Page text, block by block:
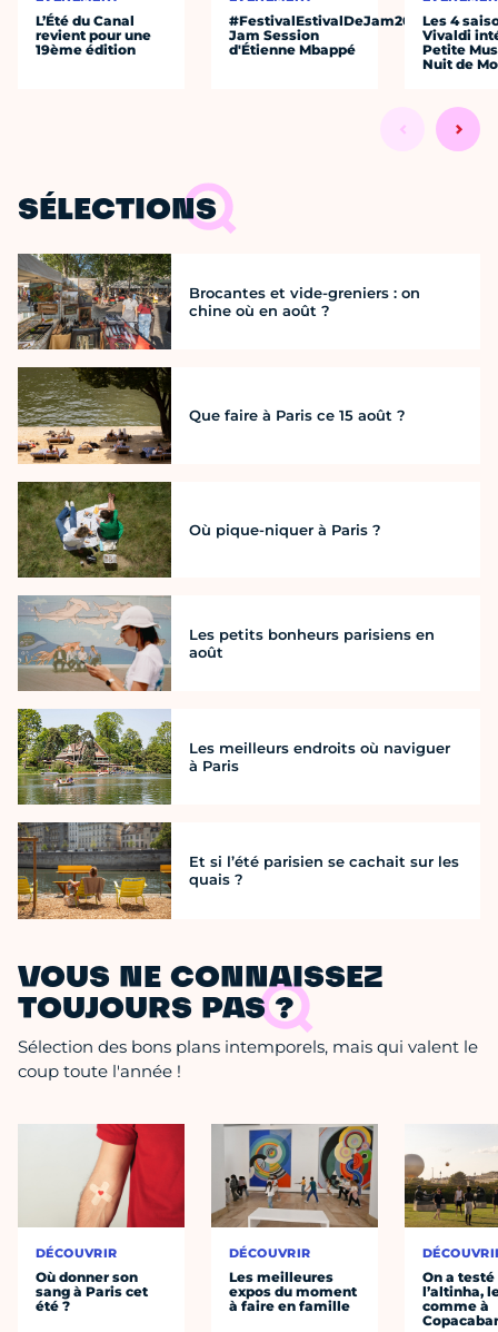
L’Été du Canal
revient pour une
19ème édition
#FestivalEstivalDeJam2026
Jam Session
d'Étienne Mbappé
Les 4
Vivaldi
Petite
Nuit de
SÉLECTIONS
Brocantes et vide-greniers : on
chine où en août ?
Que faire à Paris ce 15 août ?
Où pique-niquer à Paris ?
Les petits bonheurs parisiens en
août
Les meilleurs endroits où naviguer
à Paris
Et si l’été parisien se cachait sur les
quais ?
VOUS NE CONNAISSEZ
TOUJOURS PAS ?
Sélection des bons plans intemporels, mais qui valent le
coup toute l'année !
DÉCOUVRIR
Où donner son
sang à Paris cet
été ?
DÉCOUVRIR
Les meilleures
expos du moment
à faire en famille
On a testé
l’altinha,
comme à